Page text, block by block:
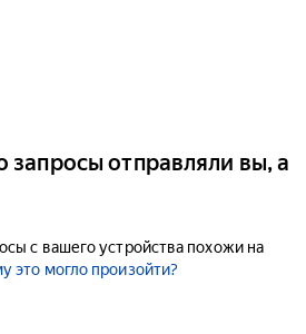
запросы отправляли вы, а
с вашего устройства похожи на
это могло произойти?